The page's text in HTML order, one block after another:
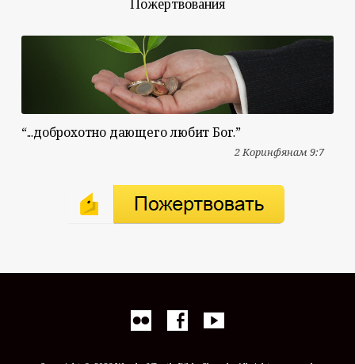
Пожертвования
“...доброхотно дающего любит Бог.”
2 Коринфянам 9:7